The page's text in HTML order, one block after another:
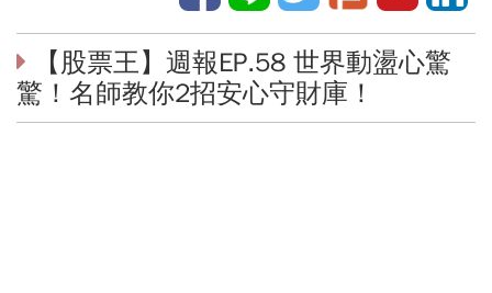
【股票王】週報EP.58 世界動盪心驚
驚！名師教你2招安心守財庫！